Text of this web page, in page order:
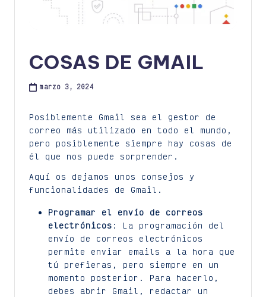
COSAS DE GMAIL
marzo 3, 2024
Posiblemente Gmail sea el gestor de
correo más utilizado en todo el mundo,
pero posiblemente siempre hay cosas de
él que nos puede sorprender.
Aquí os dejamos unos consejos y
funcionalidades de Gmail.
Programar el envío de correos
electrónicos : La programación del
envío de correos electrónicos
permite enviar emails a la hora que
tú prefieras, pero siempre en un
momento posterior. Para hacerlo,
debes abrir Gmail, redactar un